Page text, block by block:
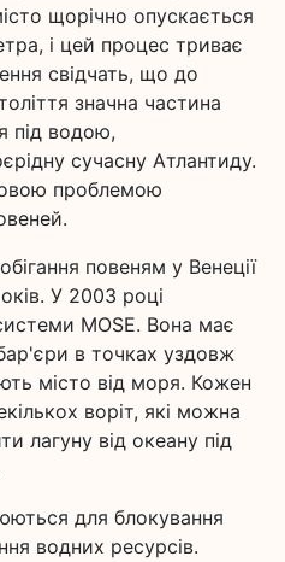
щорічно опускається
і цей процес триває
свідчать, що до
значна частина
під водою,
сучасну Атлантиду.
проблемою
повеням у Венеції
У 2003 році
MOSE. Вона має
в точках уздовж
місто від моря. Кожен
воріт, які можна
лагуну від океану під
для блокування
водних ресурсів.